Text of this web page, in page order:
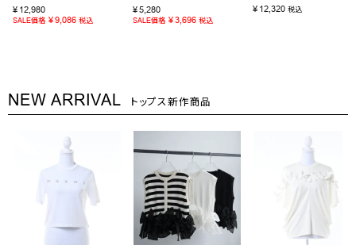
¥ 12,980
SALE価格 ¥9,086 税込
¥5,280
SALE価格 ¥3,696 税込
¥ 12,320 税込
NEW ARRIVAL トップス新作商品